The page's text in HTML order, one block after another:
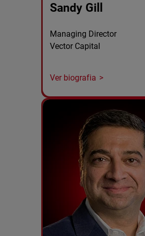
Sandy Gill
Managing Director
Vector Capital
Ver biografia